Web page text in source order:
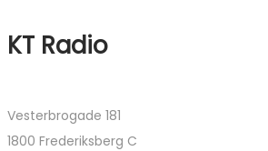
KT Radio
Vesterbrogade 181
1800 Frederiksberg C